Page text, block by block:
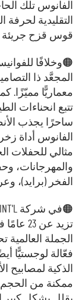
الفانوس تلك
التقليدية
قوس قزح
🟠وخلافًا
المجعَّد ذا
معماريًّا مميّزًا.
تتبع انحناءات
ساحرًا يجذب
الفانوس أداة
مثالي للحفلات
والمهرجانات،
الفخر (برايد)،
تزيد
الجملة
فعّالة لوجستيًّا
الذكية لمصابيح